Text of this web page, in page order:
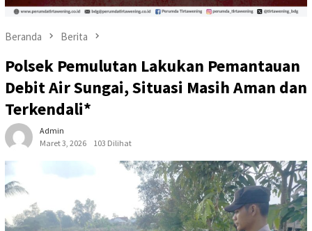
Beranda Berita
Polsek Pemulutan Lakukan Pemantauan
Debit Air Sungai, Situasi Masih Aman dan
Terkendali*
Admin
Maret 3, 2026
103 Dilihat